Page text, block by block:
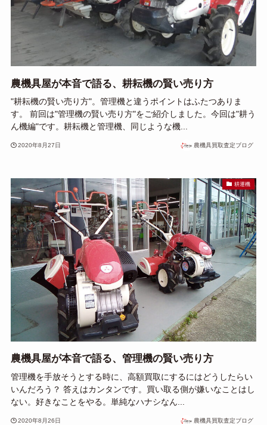
農機具屋が本音で語る、耕耘機の賢い売り方
"耕耘機の賢い売り方"。管理機と違うポイントはふたつありま
す。 前回は"管理機の賢い売り方"をご紹介しました。今回は"耕う
ん機編"です。耕耘機と管理機、同じような機...
2020年8月27日 農機具買取査定ブログ
耕運機
農機具屋が本音で語る、管理機の賢い売り方
管理機を手放そうとする時に、高額買取にするにはどうしたらい
いんだろう？ 答えはカンタンです。買い取る側が嫌いなことはし
ない。好きなことをやる。単純なハナシなん...
2020年8月26日 農機具買取査定ブログ